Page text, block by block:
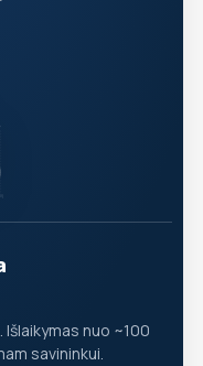
nuo ~100
savininkui.